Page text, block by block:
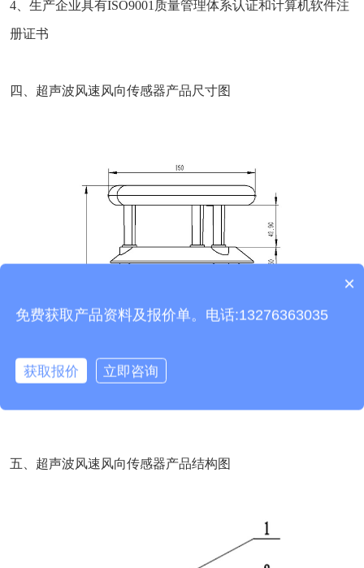
4、生产企业具有ISO9001质量管理体系认证和计算机软件注
册证书
四、超声波风速风向传感器产品尺寸图
五、超声波风速风向传感器产品结构图
产品包含安装吗？
×
免费获取产品资料及报价单。电话:13276363035
获取报价 立即咨询